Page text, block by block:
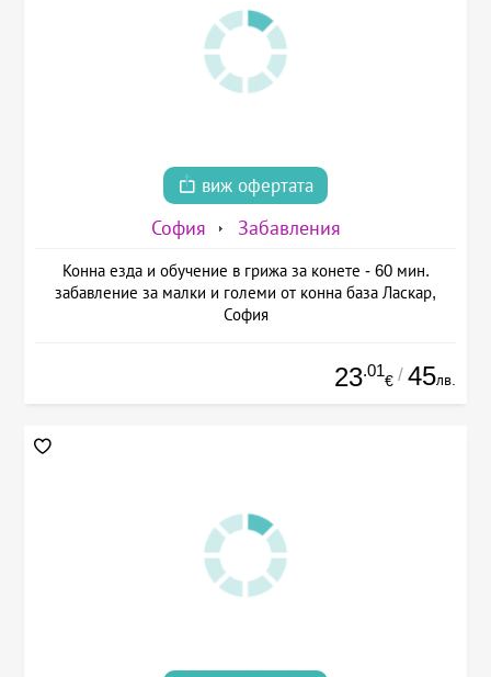
виж офертата
София Забавления
Конна езда и обучение в грижа за конете - 60 мин.
забавление за малки и големи от конна база Ласкар,
София
23.01
€ / 45лв.